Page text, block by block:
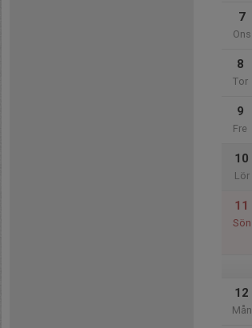
7
Ons
8
Tor
9
Fre
10
Lör
11
Sön
12
Mån